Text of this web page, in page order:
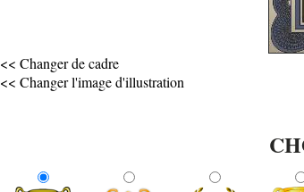
<< Changer de cadre
<< Changer l'image d'illustration